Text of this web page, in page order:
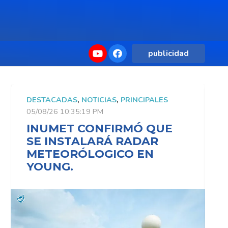
publicidad
DESTACADAS, NOTICIAS, PRINCIPALES
05/08/26 10:35:19 PM
INUMET CONFIRMÓ QUE
SE INSTALARÁ RADAR
METEORÓLOGICO EN
YOUNG.